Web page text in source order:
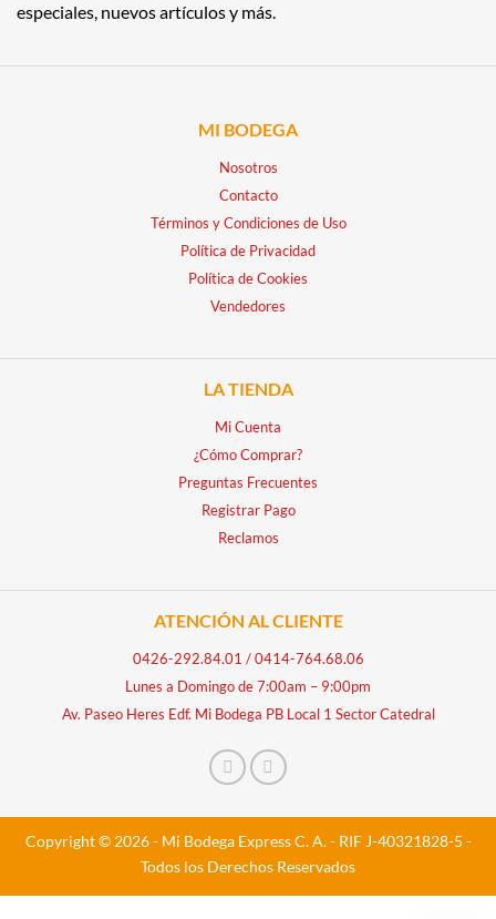
especiales, nuevos artículos y más.
MI BODEGA
Nosotros
Contacto
Términos y Condiciones de Uso
Política de Privacidad
Política de Cookies
Vendedores
LA TIENDA
Mi Cuenta
¿Cómo Comprar?
Preguntas Frecuentes
Registrar Pago
Reclamos
ATENCIÓN AL CLIENTE
0426-292.84.01 /0414-764.68.06
Lunes a Domingo de 7:00am – 9:00pm
Av. Paseo Heres Edf. Mi Bodega PB Local 1 Sector Catedral
Copyright © 2026 - Mi Bodega Express C. A. - RIF J-40321828-5 -
Todos los Derechos Reservados